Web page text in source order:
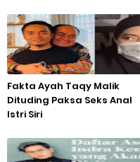
Fakta Ayah Taqy Malik
Dituding Paksa Seks Anal
Istri Siri